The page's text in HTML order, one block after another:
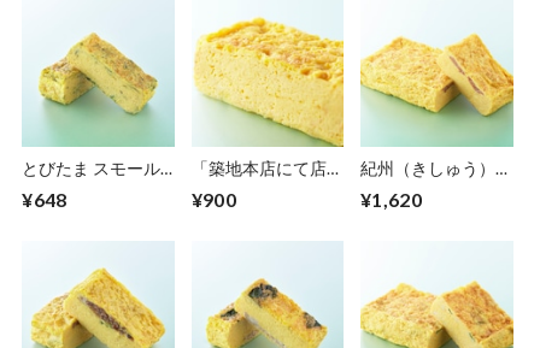
とびたま スモール
¥648
「築地本店にて店頭
イズ
¥900
紀州（きしゅう）
¥1,620